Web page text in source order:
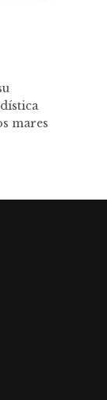
mares